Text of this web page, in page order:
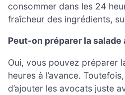
consommer dans les 24
fraîcheur des ingrédients,
Peut-on préparer la salade
Oui, vous pouvez préparer
heures à l’avance.
d’ajouter les avocats juste